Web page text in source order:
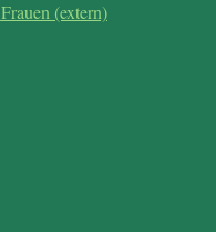
(extern)